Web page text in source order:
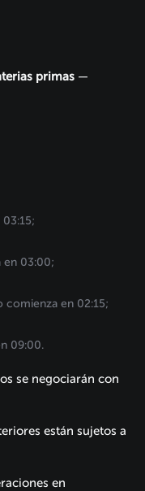
primas —
03:00;
en 02:15;
09:00.
se negociarán con
están sujetos a
en